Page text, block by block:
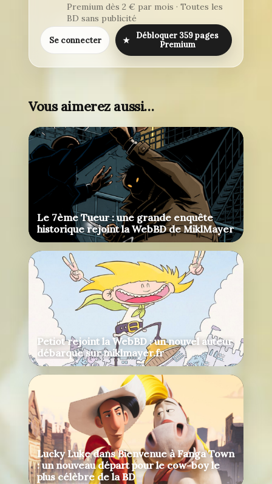
Premium dès 2 € par mois · Toutes les
BD sans publicité
Se connecter ★
Débloquer 359 pages
Premium
Vous aimerez aussi…
Le 7ème Tueur : une grande enquête
historique rejoint la WebBD de MiklMayer
Petiot rejoint la WebBD : un nouvel auteur
débarque sur miklmayer.fr
Lucky Luke dans Bienvenue à Fanga Town
: un nouveau départ pour le cow-boy le
plus célèbre de la BD